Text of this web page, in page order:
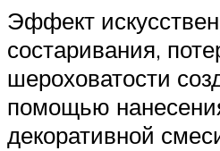
Эффект
состаривания,
шероховатости
помощью
декоративной